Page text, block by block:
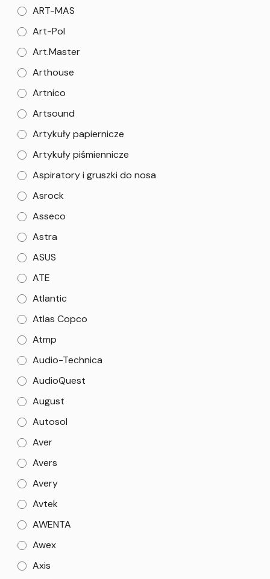
ART-MAS
Art-Pol
Art.Master
Arthouse
Artnico
Artsound
Artykuły papiernicze
Artykuły piśmiennicze
Aspiratory i gruszki do nosa
Asrock
Asseco
Astra
ASUS
ATE
Atlantic
Atlas Copco
Atmp
Audio-Technica
AudioQuest
August
Autosol
Aver
Avers
Avery
Avtek
AWENTA
Awex
Axis